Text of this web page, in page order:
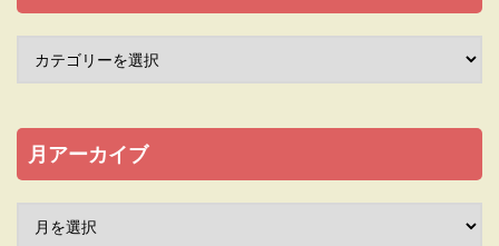
月アーカイブ